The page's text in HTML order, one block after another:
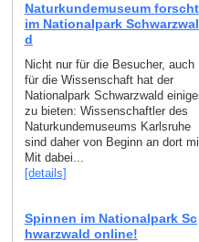
Naturkundemuseum forscht
im Nationalpark Schwarzwal
d
Nicht nur für die Besucher, auch
für die Wissenschaft hat der
Nationalpark Schwarzwald
zu bieten: Wissenschaftler des
Naturkundemuseums Karlsruhe
sind daher von Beginn an dort
Mit dabei...
[details]
Spinnen im Nationalpark Sc
hwarzwald online!